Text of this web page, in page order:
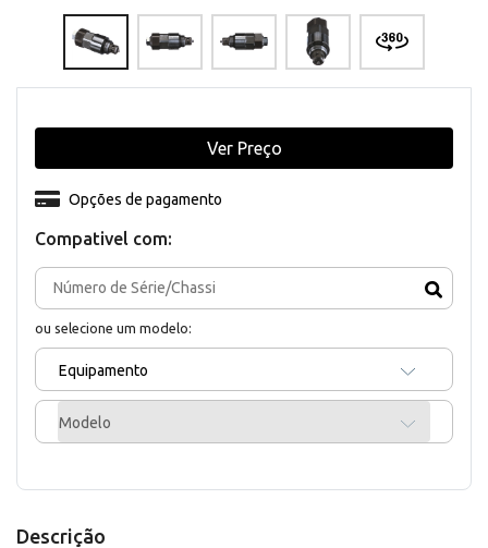
Compativel com:
ou selecione um modelo:
Equipamento
Modelo
Opções de pagamento
Ver Preço
Descrição